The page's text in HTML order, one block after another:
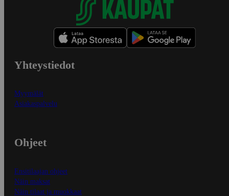
Yhteystiedot
Myymälät
Asiakaspalvelu
Ohjeet
Ensitilaajan ohjeet
Näin maksat
Näin tilaat ja muokkaat